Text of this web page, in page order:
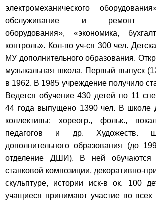
электромеханического
обслуживание и ремонт
оборудования», «экономика,
контроль». Кол-во уч-ся 300 чел.
МУ дополнительного образования.
музыкальная школа. Первый выпуск
в 1962. В 1985 учреждение получило
Ведется обучение 430 детей по 11
44 года выпущено 1390 чел. В школе
коллективы: хореогр., фольк.,
педагогов и др.
дополнительного образования (до
отделение ДШИ). В ней обучаются
станковой композиции, декоративно-
скульптуре, истории иск-в ок. 100
учащиеся принимают участие во